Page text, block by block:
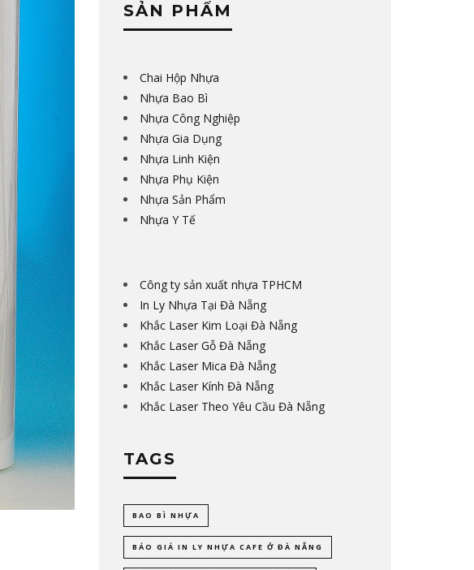
SẢN PHẨM
Chai Hộp Nhựa
Nhựa Bao Bì
Nhựa Công Nghiệp
Nhựa Gia Dụng
Nhựa Linh Kiện
Nhựa Phụ Kiện
Nhựa Sản Phẩm
Nhựa Y Tế
Công ty sản xuất nhựa TPHCM
In Ly Nhựa Tại Đà Nẵng
Khắc Laser Kim Loại Đà Nẵng
Khắc Laser Gỗ Đà Nẵng
Khắc Laser Mica Đà Nẵng
Khắc Laser Kính Đà Nẵng
Khắc Laser Theo Yêu Cầu Đà Nẵng
TAGS
BAO BÌ NHỰA
BÁO GIÁ IN LY NHỰA CAFE Ở ĐÀ NẴNG